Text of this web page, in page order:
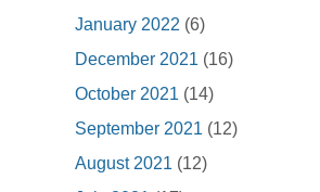
January 2022 (6)
December 2021 (16)
October 2021 (14)
September 2021 (12)
August 2021 (12)